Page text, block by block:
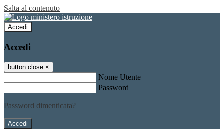
Salta al contenuto
Accedi
Accedi
button close ×
Nome Utente
Password
Password dimenticata?